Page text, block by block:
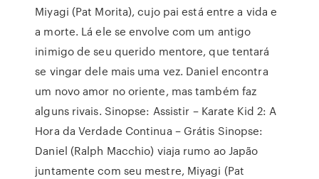
Miyagi (Pat Morita), cujo pai está entre a vida e
a morte. Lá ele se envolve com um antigo
inimigo de seu querido mentore, que tentará
se vingar dele mais uma vez. Daniel encontra
um novo amor no oriente, mas também faz
alguns rivais. Sinopse: Assistir – Karate Kid 2: A
Hora da Verdade Continua – Grátis Sinopse:
Daniel (Ralph Macchio) viaja rumo ao Japão
juntamente com seu mestre, Miyagi (Pat